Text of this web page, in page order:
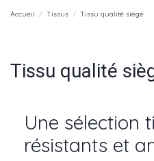
Accueil Tissus Tissu qualité siège
Tissu qualité
Une sélection
résistants et